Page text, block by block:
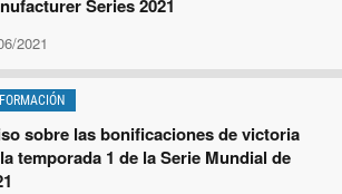
Series 2021
2021
sobre las bonificaciones de victoria
temporada 1 de la Serie Mundial de